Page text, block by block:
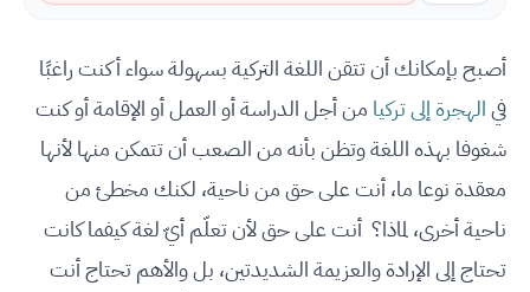
أصبح بإمكانك أن تتقن اللغة التركية بسهولة سواء أكنت راغبًا
فيالهجرة إلى تركيا من أجل الدراسة أو العمل أو الإقامة أو كنت
شغوفا بهذه اللغة وتظن بأنه من الصعب أن تتمكن منها لأنها
معقدة نوعا ما، أنت على حق من ناحية، لكنك مخطئ من
ناحية أخرى، لماذا؟ أنت على حق لأن تعلّم أيّ لغة كيفما كانت
تحتاج إلى الإرادة والعزيمة الشديدتين، بل والأهم تحتاج أنت